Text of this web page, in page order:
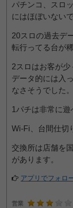
パチンコ、スロ
にはほぼいないで
20スロの過去デ
転行ってる台が
2スロはお客が少
データ的には入
なさそうでした。
1パチは非常に遊
Wi-Fi、台間仕切
交換所は店舗を
があります。
アプリでフォロ
営業